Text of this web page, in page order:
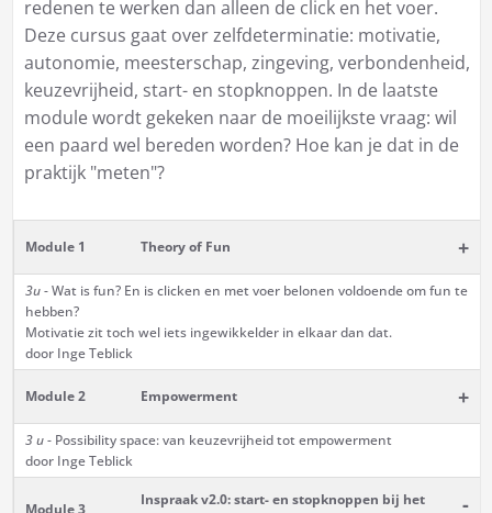
redenen te werken dan alleen de click en het voer.
Deze cursus gaat over zelfdeterminatie: motivatie,
autonomie, meesterschap, zingeving, verbondenheid,
keuzevrijheid, start- en stopknoppen. In de laatste
module wordt gekeken naar de moeilijkste vraag: wil
een paard wel bereden worden? Hoe kan je dat in de
praktijk "meten"?
Module 1 Theory of Fun +
3u- Wat is fun? En is clicken en met voer belonen voldoende om fun te
hebben?
Motivatie zit toch wel iets ingewikkelder in elkaar dan dat.
door Inge Teblick
Module 2 Empowerment +
3 u- Possibility space: van keuzevrijheid tot empowerment
door Inge Teblick
Inspraak v2.0: start- en stopknoppen bij het
-